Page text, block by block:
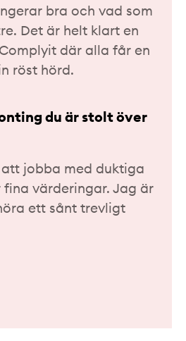
bra och vad som
Det är helt klart en
där alla får en
röst hörd.
du är stolt över
jobba med duktiga
fina värderingar. Jag är
ett sånt trevligt